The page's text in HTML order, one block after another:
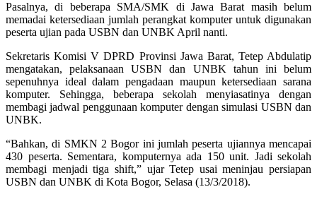
Pasalnya, di beberapa SMA/SMK di Jawa Barat masih belum
memadai ketersediaan jumlah perangkat komputer untuk digunakan
peserta ujian pada USBN dan UNBK April nanti.
Sekretaris Komisi V DPRD Provinsi Jawa Barat, Tetep Abdulatip
mengatakan, pelaksanaan USBN dan UNBK tahun ini belum
sepenuhnya ideal dalam pengadaan maupun ketersediaan sarana
komputer. Sehingga, beberapa sekolah menyiasatinya dengan
membagi jadwal penggunaan komputer dengan simulasi USBN dan
UNBK.
“Bahkan, di SMKN 2 Bogor ini jumlah peserta ujiannya mencapai
430 peserta. Sementara, komputernya ada 150 unit. Jadi sekolah
membagi menjadi tiga shift,” ujar Tetep usai meninjau persiapan
USBN dan UNBK di Kota Bogor, Selasa (13/3/2018).